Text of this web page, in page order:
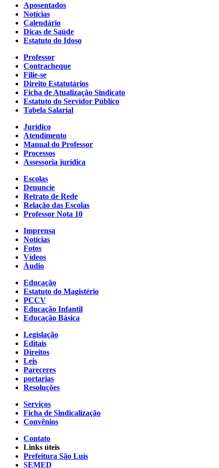
Aposentados
Notícias
Calendário
Dicas de Saúde
Estatuto do Idoso
Professor
Contracheque
Filie-se
Direito Estatutários
Ficha de Atualização Sindicato
Estatuto do Servidor Público
Tabela Salarial
Jurídico
Atendimento
Manual do Professor
Processos
Assessoria jurídica
Escolas
Denuncie
Retrato de Rede
Relação das Escolas
Professor Nota 10
Imprensa
Notícias
Fotos
Vídeos
Áudio
Educação
Estatuto do Magistério
PCCV
Educação Infantil
Educação Básica
Legislação
Editais
Direitos
Leis
Pareceres
portarias
Resoluções
Serviços
Ficha de Sindicalização
Convênios
Contato
Links úteis
Prefeitura São Luís
SEMED